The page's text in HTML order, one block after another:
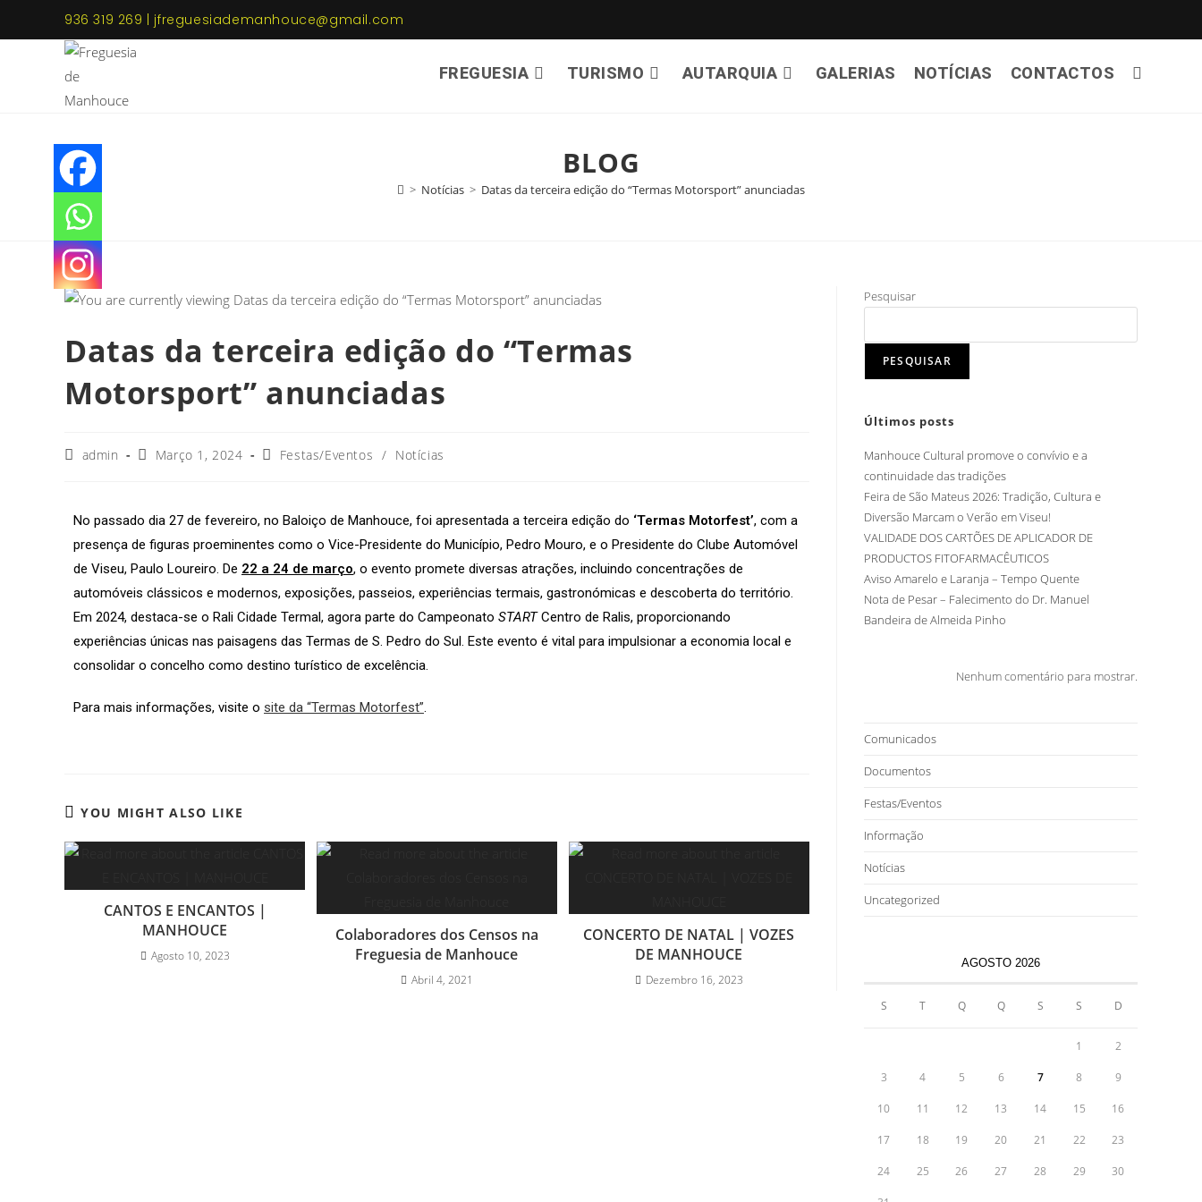
936 319 269 | jfreguesiademanhouce@gmail.com
FREGUESIA TURISMO AUTARQUIA GALERIAS NOTÍCIAS CONTACTOS
BLOG
> Notícias > Datas da terceira edição do “Termas Motorsport” anunciadas
Datas da terceira edição do “Termas
Motorsport” anunciadas
admin Março 1, 2024 Festas/Eventos / Notícias
No passado dia 27 de fevereiro, no Baloiço de Manhouce, foi apresentada a terceira edição do ‘Termas Motorfest’, com a
presença de figuras proeminentes como o Vice-Presidente do Município, Pedro Mouro, e o Presidente do Clube Automóvel
de Viseu, Paulo Loureiro. De 22 a 24 de março, o evento promete diversas atrações, incluindo concentrações de
automóveis clássicos e modernos, exposições, passeios, experiências termais, gastronómicas e descoberta do território.
Em 2024, destaca-se o Rali Cidade Termal, agora parte do Campeonato STARTCentro de Ralis, proporcionando
experiências únicas nas paisagens das Termas de S. Pedro do Sul. Este evento é vital para impulsionar a economia local e
consolidar o concelho como destino turístico de excelência.
Para mais informações, visite o site da “Termas Motorfest”
YOU MIGHT ALSO LIKE
CANTOS E ENCANTOS |
MANHOUCE
Agosto 10, 2023
Colaboradores dos Censos na
Freguesia de Manhouce
Abril 4, 2021
CONCERTO DE NATAL | VOZES
DE MANHOUCE
Dezembro 16, 2023
Pesquisar
PESQUISAR
Últimos posts
Manhouce Cultural promove o convívio e a
continuidade das tradições
Feira de São Mateus 2026: Tradição, Cultura e
Diversão Marcam o Verão em Viseu!
VALIDADE DOS CARTÕES DE APLICADOR DE
PRODUCTOS FITOFARMACÊUTICOS
Aviso Amarelo e Laranja – Tempo Quente
Nota de Pesar – Falecimento do Dr. Manuel
Bandeira de Almeida Pinho
Nenhum comentário para mostrar.
Comunicados
Documentos
Festas/Eventos
Informação
Notícias
Uncategorized
AGOSTO 2026
S T Q Q S S D
1 2
3 4 5 6 7 8 9
10 11 12 13 14 15 16
17 18 19 20 21 22 23
24 25 26 27 28 29 30